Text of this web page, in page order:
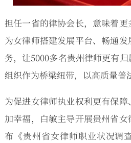
担任一省的律协会长，意味着
为女律师搭建发展平台、畅通
务，让5000多名贵州律师更有
组织作为桥梁纽带，以高质量普
为促进女律师执业权利更有保
加幸福，白敏主导开展贵州省
布《贵州省女律师职业状况调